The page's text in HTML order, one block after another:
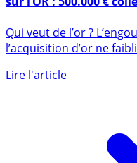
sur l’OR : 500.000 €
Qui veut de l’or ?
l’acquisition d’or ne